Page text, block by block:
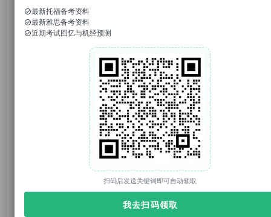
2025年08月19日 17:02
托你的福
3997篇原创内容
”，免费参加托福真题模考
托福98
”，获得2025年大范围预测
最新托福备考资料
最新雅思备考资料
近期考试回忆与机经预测
扫码后发送关键词即可自动领取
我去扫码领取